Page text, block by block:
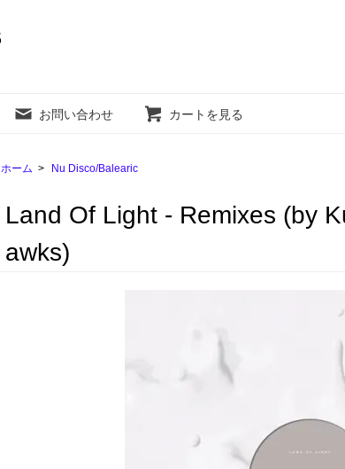
お問い合わせ カートを見る
ホーム > Nu Disco/Balearic
Land Of Light - Remixes (by
awks)